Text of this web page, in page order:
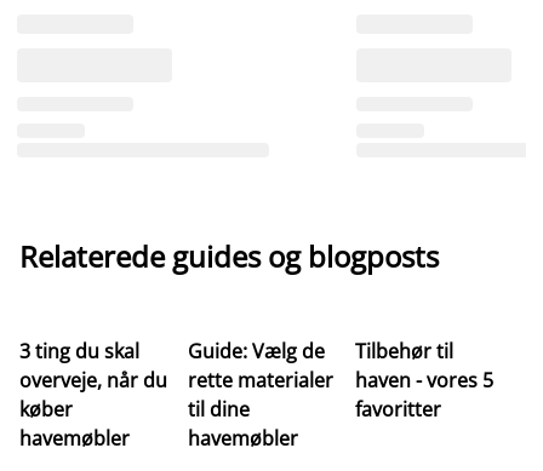
Relaterede guides og blogposts
3 ting du skal
overveje, når du
køber
havemøbler
Guide: Vælg de
rette materialer
til dine
havemøbler
Tilbehør til
haven - vores 5
favoritter